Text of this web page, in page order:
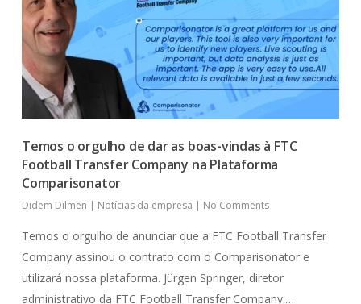
Temos o orgulho de dar as boas-vindas à FTC
Football Transfer Company na Plataforma
Comparisonator
Didem Dilmen | Notícias da empresa | No Comments
Temos o orgulho de anunciar que a FTC Football Transfer
Company assinou o contrato com o Comparisonator e
utilizará nossa plataforma. Jürgen Springer, diretor
administrativo da FTC Football Transfer Company:…